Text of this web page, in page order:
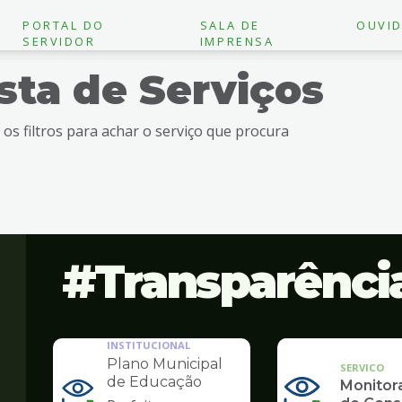
PORTAL DO
SERVIDOR
SALA DE
IMPRENSA
de Serviços
os filtros para achar o serviço que procura
INSTITUCIONAL
Plano Municipal
de Educação
SERVICO